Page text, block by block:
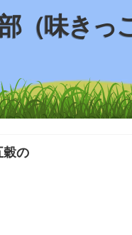
（味きっ
穀の